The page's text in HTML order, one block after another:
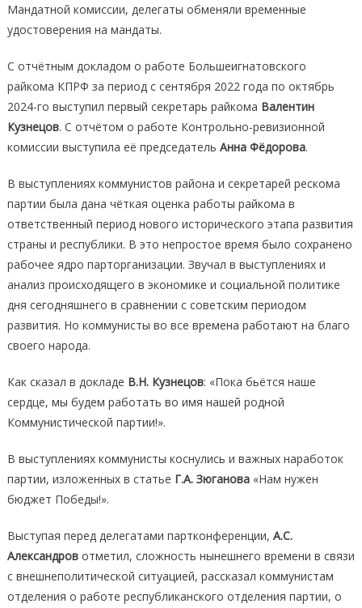
Мандатной комиссии, делегаты обменяли временные
удостоверения на мандаты.
С отчётным докладом о работе Большеигнатовского
райкома КПРФ за период с сентября 2022 года по октябрь
2024-го выступил первый секретарь райкома Валентин
Кузнецов. С отчётом о работе Контрольно-ревизионной
комиссии выступила её председатель Анна Фёдорова.
В выступлениях коммунистов района и секретарей рескома
партии была дана чёткая оценка работы райкома в
ответственный период нового исторического этапа развития
страны и республики. В это непростое время было сохранено
рабочее ядро парторганизации. Звучал в выступлениях и
анализ происходящего в экономике и социальной политике
дня сегодняшнего в сравнении с советским периодом
развития. Но коммунисты во все времена работают на благо
своего народа.
Как сказал в докладе В.Н. Кузнецов: «Пока бьётся наше
сердце, мы будем работать во имя нашей родной
Коммунистической партии!».
В выступлениях коммунисты коснулись и важных наработок
партии, изложенных в статье Г.А. Зюганова«Нам нужен
бюджет Победы!».
Выступая перед делегатами партконференции, А.С.
Александров отметил, сложность нынешнего времени в связи
с внешнеполитической ситуацией, рассказал коммунистам
отделения о работе республиканского отделения партии, о